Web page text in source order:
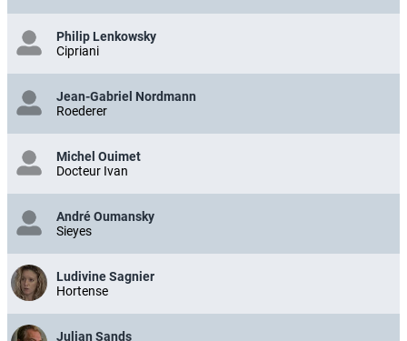
Philip Lenkowsky
Cipriani
Jean-Gabriel Nordmann
Roederer
Michel Ouimet
Docteur Ivan
André Oumansky
Sieyes
Ludivine Sagnier
Hortense
Julian Sands